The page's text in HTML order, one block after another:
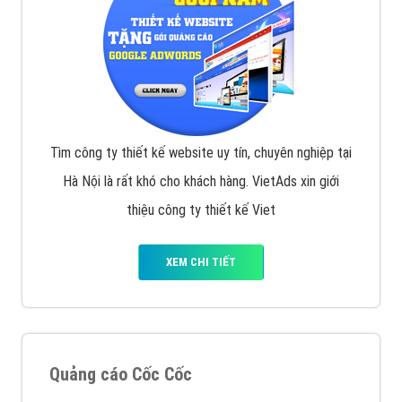
Tìm công ty thiết kế website uy tín, chuyên nghiệp tại
Hà Nội là rất khó cho khách hàng. VietAds xin giới
thiệu công ty thiết kế Viet
XEM CHI TIẾT
Quảng cáo Cốc Cốc